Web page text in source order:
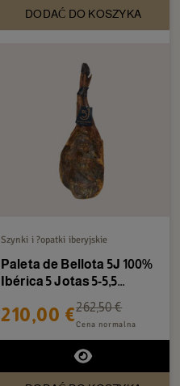
DODAĆ DO KOSZYKA
Szynki i ?opatki iberyjskie
Paleta de Bellota 5J 100%
Ibérica 5 Jotas 5-5,5
210,00 €262,50 €
Cena normalna